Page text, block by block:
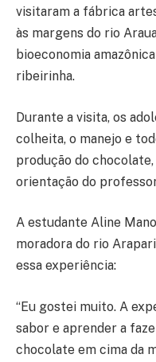
visitaram a fábrica
às margens do rio
bioeconomia
ribeirinha.
Durante a visita, os
colheita, o manejo e
produção do
orientação do
A estudante Aline
moradora do rio
essa experiência:
“Eu gostei muito. A
sabor e aprender a
chocolate em cima da